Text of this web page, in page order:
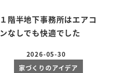
１階半地下事務所はエアコ
ンなしでも快適でした
投稿日
2026-05-30
家づくりのアイデア